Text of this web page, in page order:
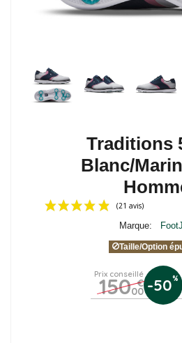
Traditions
Blanc/
(21 avis)
Marque:
Taille/Option
Prix conseillé
150 €
00 -50%